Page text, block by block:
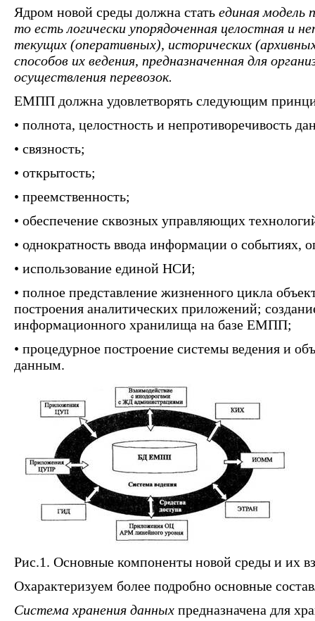
Ядром новой среды должна стать единая модель
то есть логически упорядоченная целостная и
текущих (оперативных), исторических
способов их ведения, предназначенная для
осуществления перевозок.
ЕМПП должна удовлетворять следующим
• полнота, целостность и непротиворечивость
• связность;
• открытость;
• преемственность;
• обеспечение сквозных управляющих
• однократность ввода информации о событиях,
• использование единой НСИ;
• полное представление жизненного цикла
построения аналитических приложений;
информационного хранилища на базе ЕМПП;
• процедурное построение системы ведения и
данным.
Рис.1. Основные компоненты новой среды и их
Охарактеризуем более подробно основные
Система хранения данных предназначена для